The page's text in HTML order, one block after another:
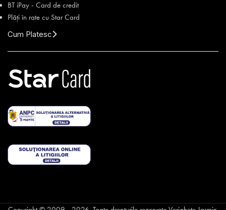
BT iPay - Card de credit
Plăți în rate cu Star Card
Cum Platesc